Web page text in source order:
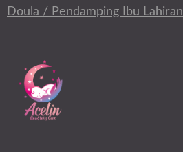
Doula / Pendamping Ibu Lahiran